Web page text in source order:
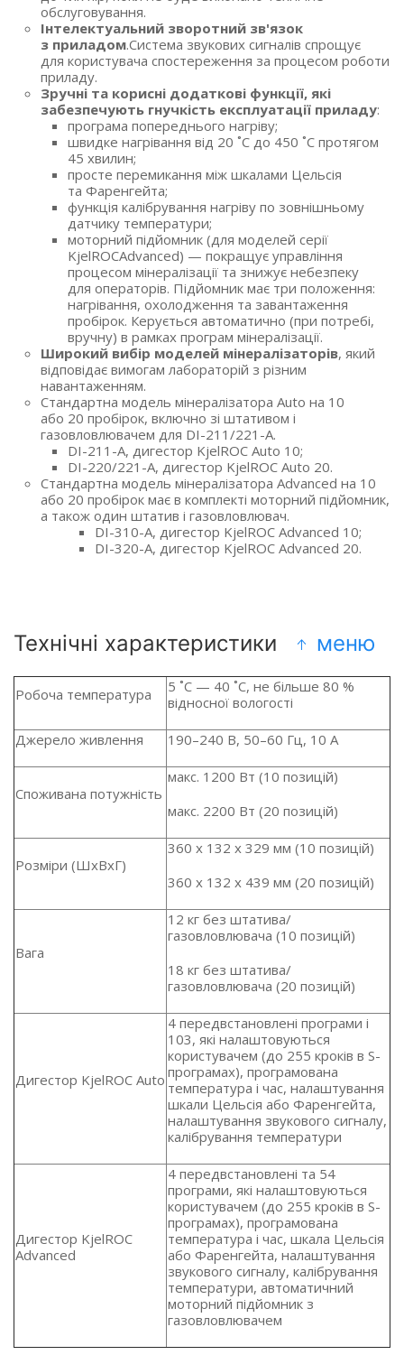
обслуговування.
Інтелектуальний зворотний зв'язок
з приладом.Система звукових сигналів спрощує
для користувача спостереження за процесом роботи
приладу.
Зручні та корисні додаткові функції, які
забезпечують гнучкість експлуатації приладу:
програма попереднього нагріву;
швидке нагрівання від 20 ˚C до 450 ˚C протягом
45 хвилин;
просте перемикання між шкалами Цельсія
та Фаренгейта;
функція калібрування нагріву по зовнішньому
датчику температури;
моторний підйомник (для моделей серії
KjelROCAdvanced) — покращує управління
процесом мінералізації та знижує небезпеку
для операторів. Підйомник має три положення:
нагрівання, охолодження та завантаження
пробірок. Керується автоматично (при потребі,
вручну) в рамках програм мінералізації.
Широкий вибір моделей мінералізаторів, який
відповідає вимогам лабораторій з різним
навантаженням.
Стандартна модель мінералізатора Auto на 10
або 20 пробірок, включно зі штативом і
газовловлювачем для DI-211/221-A.
DI-211-A, дигестор KjelROC Auto 10;
DI-220/221-A, дигестор KjelROC Auto 20.
Стандартна модель мінералізатора Advanced на 10
або 20 пробірок має в комплекті моторний підйомник,
а також один штатив і газовловлювач.
DI-310-A, дигестор KjelROC Advanced 10;
DI-320-A, дигестор KjelROC Advanced 20.
Технічні характеристики меню
Робоча температура
5 ˚C — 40 ˚C, не більше 80 %
відносної вологості
Джерело живлення 190–240 В, 50–60 Гц, 10 A
Споживана потужність
макс. 1200 Вт (10 позицій)
макс. 2200 Вт (20 позицій)
Розміри (ШxВxГ)
360 x 132 x 329 мм (10 позицій)
360 x 132 x 439 мм (20 позицій)
Вага
12 кг без штатива/
газовловлювача (10 позицій)
18 кг без штатива/
газовловлювача (20 позицій)
Дигестор KjelROC Auto
4 передвстановлені програми і
103, які налаштовуються
користувачем (до 255 кроків в S-
програмах), програмована
температура і час, налаштування
шкали Цельсія або Фаренгейта,
налаштування звукового сигналу,
калібрування температури
Дигестор KjelROC
Advanced
4 передвстановлені та 54
програми, які налаштовуються
користувачем (до 255 кроків в S-
програмах), програмована
температура і час, шкала Цельсія
або Фаренгейта, налаштування
звукового сигналу, калібрування
температури, автоматичний
моторний підйомник з
газовловлювачем